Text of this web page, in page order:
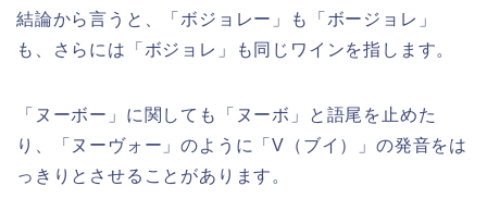
結論から言うと、「ボジョレー」も「ボージョレ」
も、さらには「ボジョレ」も同じワインを指します。
「ヌーボー」に関しても「ヌーボ」と語尾を止めた
り、「ヌーヴォー」のように「V（ブイ）」の発音をは
っきりとさせることがあります。